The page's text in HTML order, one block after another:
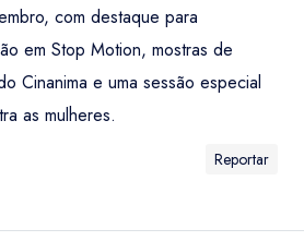
com destaque para
em Stop Motion, mostras de
Cinanima e uma sessão especial
as mulheres.
Reportar